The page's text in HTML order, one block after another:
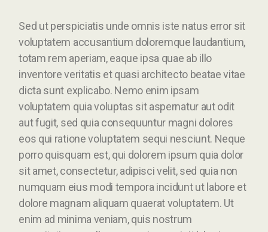
Sed ut perspiciatis unde omnis iste natus error sit
voluptatem accusantium doloremque laudantium,
totam rem aperiam, eaque ipsa quae ab illo
inventore veritatis et quasi architecto beatae vitae
dicta sunt explicabo. Nemo enim ipsam
voluptatem quia voluptas sit aspernatur aut odit
aut fugit, sed quia consequuntur magni dolores
eos qui ratione voluptatem sequi nesciunt. Neque
porro quisquam est, qui dolorem ipsum quia dolor
sit amet, consectetur, adipisci velit, sed quia non
numquam eius modi tempora incidunt ut labore et
dolore magnam aliquam quaerat voluptatem. Ut
enim ad minima veniam, quis nostrum